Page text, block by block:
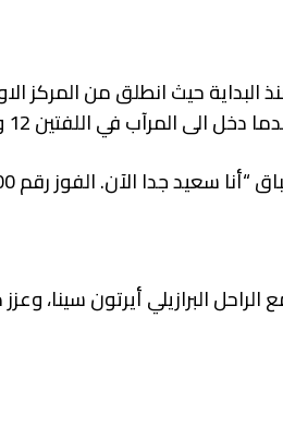
حيث انطلق من المركز
الى المرآب في اللفتين 12 و42.
الفوز رقم 100 للفريق – إنه أمر مذهل”.
البرازيلي أيرتون سينا،